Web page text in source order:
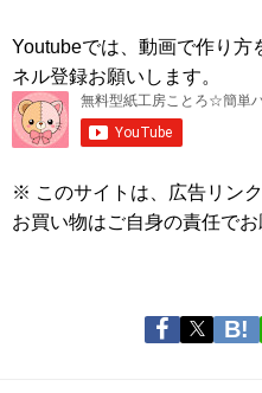
Youtubeでは、動画で作り方
ネル登録お願いします。
※ このサイトは、広告リン
お買い物はご自身の責任でお